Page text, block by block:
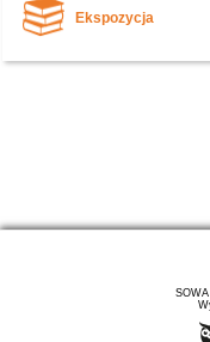
Ekspozycja